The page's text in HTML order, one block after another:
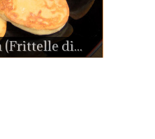
(Frittelle di...